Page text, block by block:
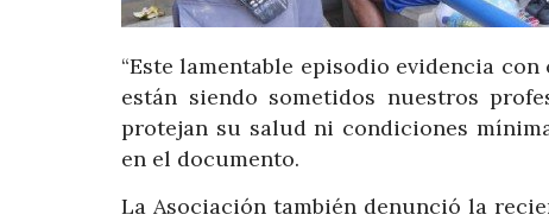
“Este lamentable episodio evidencia
están siendo sometidos nuestros
protejan su salud ni condiciones
en el documento.
La Asociación también denunció la